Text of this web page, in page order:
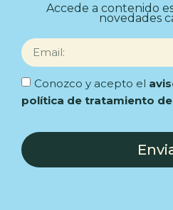
Accede a contenido
novedades
Conozco y acepto el
política de tratamiento